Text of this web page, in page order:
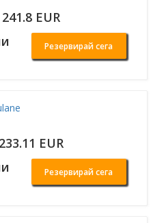
EUR
Резервирай сега
EUR
Резервирай сега